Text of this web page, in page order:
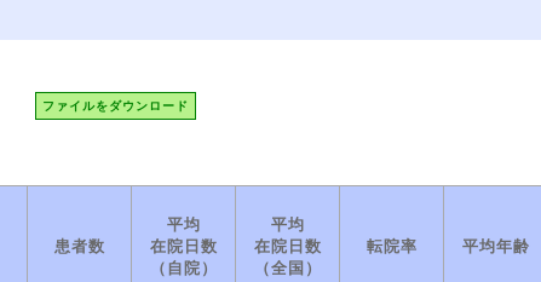
ファイルをダウンロード
患者数
平均
在院日数
（自院）
平均
在院日数
（全国）
転院率 平均年齢